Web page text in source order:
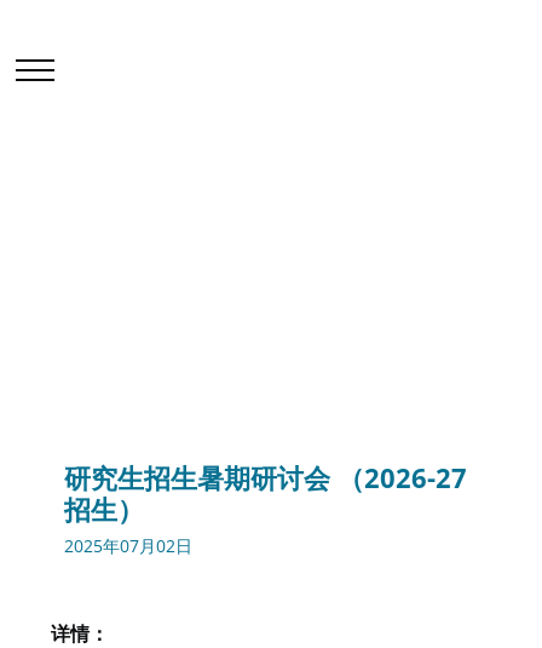
研究生招生暑期研讨会 （2026-27
招生）
2025年07月02日
详情：